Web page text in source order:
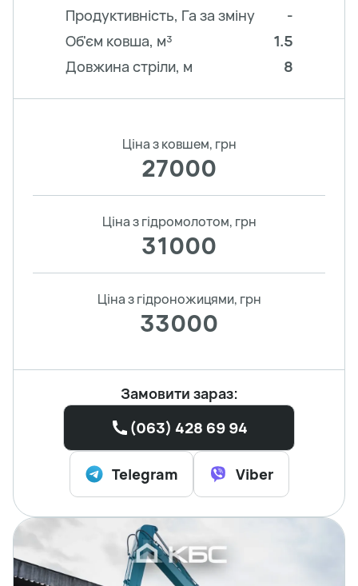
Продуктивність, Га за зміну
-
Об'єм ковша, м³
1.5
Довжина стріли, м
8
Ціна з ковшем, грн
27000
Ціна з гідромолотом, грн
31000
Ціна з гідроножицями, грн
33000
Замовити зараз:
(063) 428 69 94
Telegram Viber